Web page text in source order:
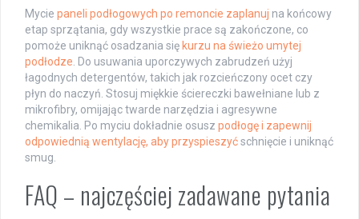
Mycie paneli podłogowych po remoncie zaplanuj na końcowy
etap sprzątania, gdy wszystkie prace są zakończone, co
pomoże uniknąć osadzania się kurzu na świeżo umytej
podłodze. Do usuwania uporczywych zabrudzeń użyj
łagodnych detergentów, takich jak rozcieńczony ocet czy
płyn do naczyń. Stosuj miękkie ściereczki bawełniane lub z
mikrofibry, omijając twarde narzędzia i agresywne
chemikalia. Po myciu dokładnie osusz podłogę i zapewnij
odpowiednią wentylację, aby przyspieszyćschnięcie i uniknąć
smug.
FAQ – najczęściej zadawane pytania